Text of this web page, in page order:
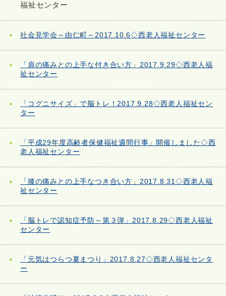
福祉センター
社会見学会～由仁町～2017.10.6◇西老人福祉センター
「肩の痛みとの上手な付き合い方」2017.9.29◇西老人福
祉センター
「コグニサイズ」で脳トレ！2017.9.28◇西老人福祉セン
ター
「平成29年度高齢者保健福祉週間行事」開催しました◇西
老人福祉センター
「膝の痛みとの上手なつき合い方」2017.8.31◇西老人福
祉センター
「脳トレで認知症予防～第３弾」2017.8.29◇西老人福祉
センター
「元気はつらつ夏まつり」2017.8.27◇西老人福祉センタ
ー